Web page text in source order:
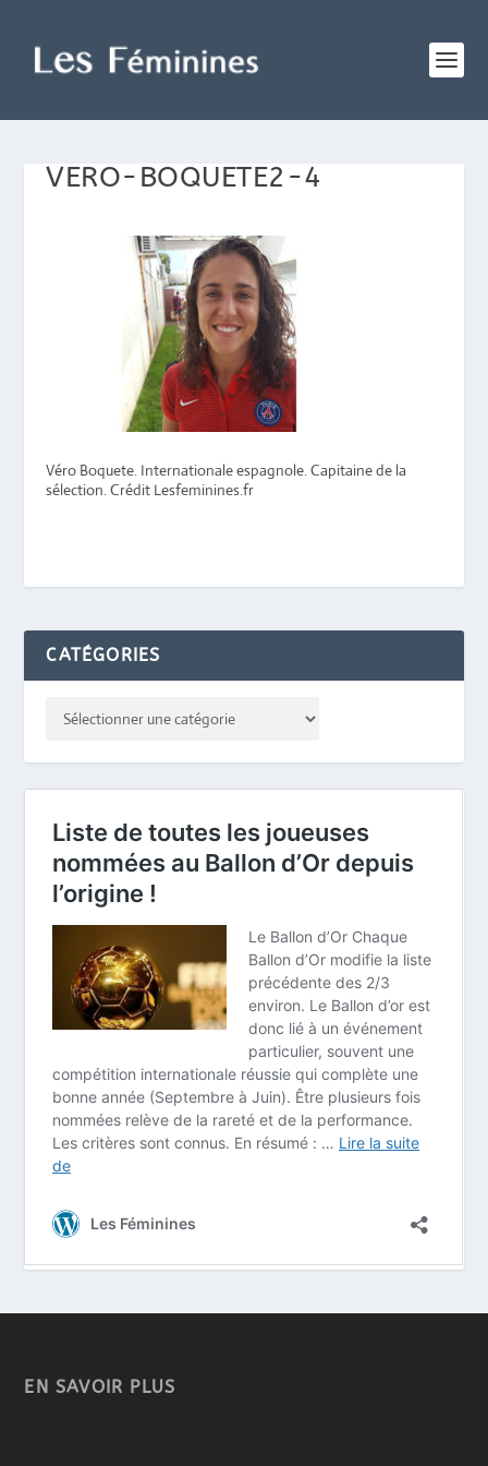
VERO-BOQUETE2-4
Véro Boquete. Internationale espagnole. Capitaine de la
sélection. Crédit Lesfeminines.fr
CATÉGORIES
EN SAVOIR PLUS